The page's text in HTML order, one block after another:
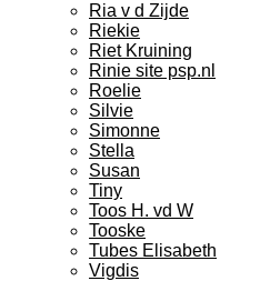
Ria v d Zijde
Riekie
Riet Kruining
Rinie site psp.nl
Roelie
Silvie
Simonne
Stella
Susan
Tiny
Toos H. vd W
Tooske
Tubes Elisabeth
Vigdis